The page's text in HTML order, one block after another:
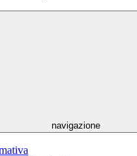
navigazione